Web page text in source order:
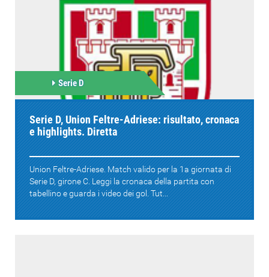
Serie D
Serie D, Union Feltre-Adriese: risultato, cronaca
e highlights. Diretta
Union Feltre-Adriese. Match valido per la 1a giornata di
Serie D, girone C. Leggi la cronaca della partita con
tabellino e guarda i video dei gol. Tut...